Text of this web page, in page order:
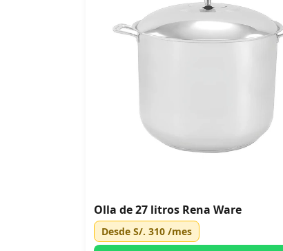
Olla de 27 litros Rena Ware
Desde S/. 310 /mes